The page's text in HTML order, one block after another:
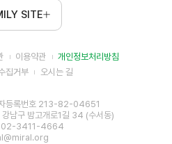
SITE
이용약관
개인정보처리방침
집거부
오시는 길
자등록번호 213-82-04651
남구 밤고개로1길 34 (수서동)
02-3411-4664